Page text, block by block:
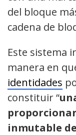
del bloque
cadena de
Este sistema
manera en
identidades
constituir “
inmutable